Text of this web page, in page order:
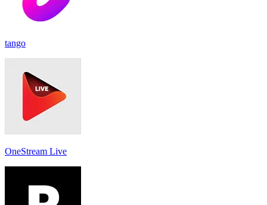
tango
OneStream Live